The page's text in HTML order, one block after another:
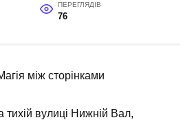
ПЕРЕГЛЯДІВ
76
між сторінками
тихій вулиці Нижній Вал,